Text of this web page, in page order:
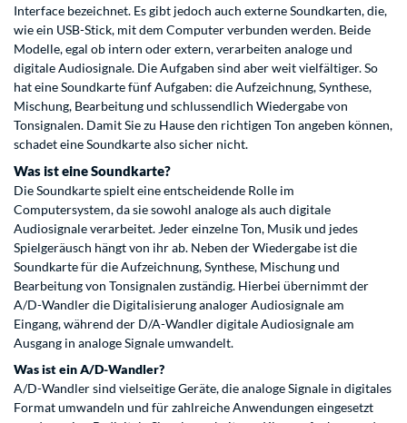
Interface bezeichnet. Es gibt jedoch auch externe Soundkarten, die,
wie ein USB-Stick, mit dem Computer verbunden werden. Beide
Modelle, egal ob intern oder extern, verarbeiten analoge und
digitale Audiosignale. Die Aufgaben sind aber weit vielfältiger. So
hat eine Soundkarte fünf Aufgaben: die Aufzeichnung, Synthese,
Mischung, Bearbeitung und schlussendlich Wiedergabe von
Tonsignalen. Damit Sie zu Hause den richtigen Ton angeben können,
schadet eine Soundkarte also sicher nicht.
Was ist eine Soundkarte?
Die Soundkarte spielt eine entscheidende Rolle im
Computersystem, da sie sowohl analoge als auch digitale
Audiosignale verarbeitet. Jeder einzelne Ton, Musik und jedes
Spielgeräusch hängt von ihr ab. Neben der Wiedergabe ist die
Soundkarte für die Aufzeichnung, Synthese, Mischung und
Bearbeitung von Tonsignalen zuständig. Hierbei übernimmt der
A/D-Wandler die Digitalisierung analoger Audiosignale am
Eingang, während der D/A-Wandler digitale Audiosignale am
Ausgang in analoge Signale umwandelt.
Was ist ein A/D-Wandler?
A/D-Wandler sind vielseitige Geräte, die analoge Signale in digitales
Format umwandeln und für zahlreiche Anwendungen eingesetzt